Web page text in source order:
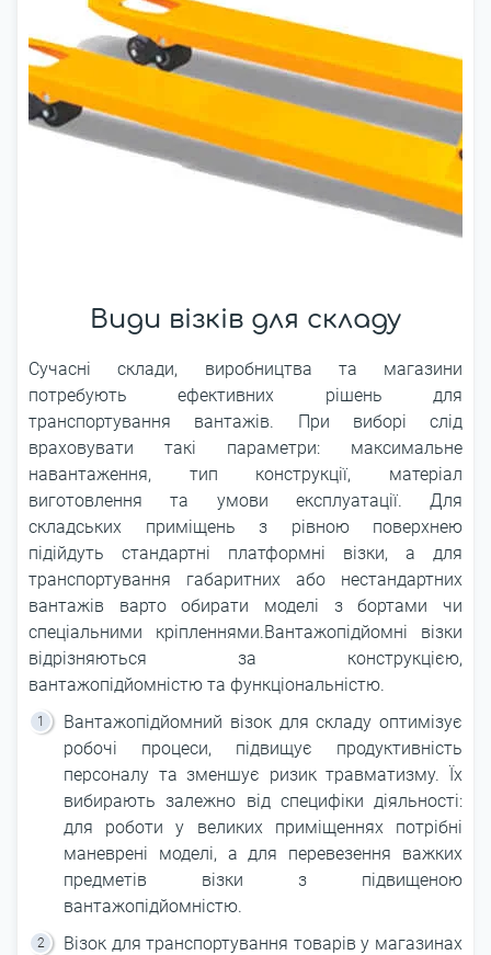
Види візків для складу
Сучасні склади, виробництва та магазини
потребують ефективних рішень для
транспортування вантажів. При виборі слід
враховувати такі параметри: максимальне
навантаження, тип конструкції, матеріал
виготовлення та умови експлуатації. Для
складських приміщень з рівною поверхнею
підійдуть стандартні платформні візки, а для
транспортування габаритних або нестандартних
вантажів варто обирати моделі з бортами чи
спеціальними кріпленнями.Вантажопідйомні візки
відрізняються за конструкцією,
вантажопідйомністю та функціональністю.
Вантажопідйомний візок для складу оптимізує
робочі процеси, підвищує продуктивність
персоналу та зменшує ризик травматизму. Їх
вибирають залежно від специфіки діяльності:
для роботи у великих приміщеннях потрібні
маневрені моделі, а для перевезення важких
предметів візки з підвищеною
вантажопідйомністю.
Візок для транспортування товарів у магазинах